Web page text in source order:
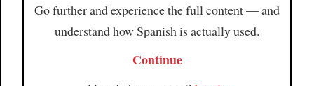
Go further and experience the full content — and
understand how Spanish is actually used.
Continue